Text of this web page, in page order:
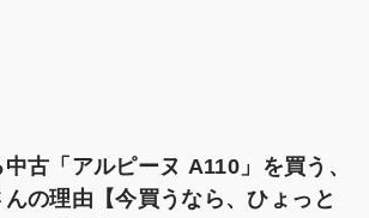
古「アルピーヌ A110」を買う、
の理由【今買うなら、ひょっと